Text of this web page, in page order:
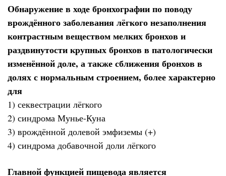
Обнаружение в ходе бронхографии по поводу
врождённого заболевания лёгкого незаполнения
контрастным веществом мелких бронхов и
раздвинутости крупных бронхов в патологически
изменённой доле, а также сближения бронхов в
долях с нормальным строением, более характерно
для
1) секвестрации лёгкого
2) синдрома Мунье-Куна
3) врождённой долевой эмфиземы (+)
4) синдрома добавочной доли лёгкого
Главной функцией пищевода является